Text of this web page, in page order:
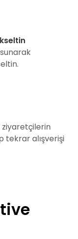
ziyaretçilerin
tekrar alışverişi